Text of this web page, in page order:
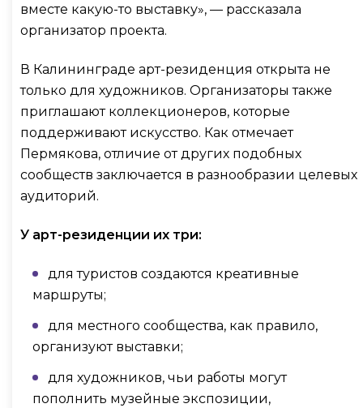
вместе какую-то выставку», — рассказала
организатор проекта.
В Калининграде арт-резиденция открыта не
только для художников. Организаторы также
приглашают коллекционеров, которые
поддерживают искусство. Как отмечает
Пермякова, отличие от других подобных
сообществ заключается в разнообразии целевых
аудиторий.
У арт-резиденции их три:
для туристов создаются креативные
маршруты;
для местного сообщества, как правило,
организуют выставки;
для художников, чьи работы могут
пополнить музейные экспозиции,